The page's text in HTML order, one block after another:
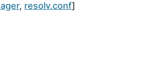
, resolv.conf]